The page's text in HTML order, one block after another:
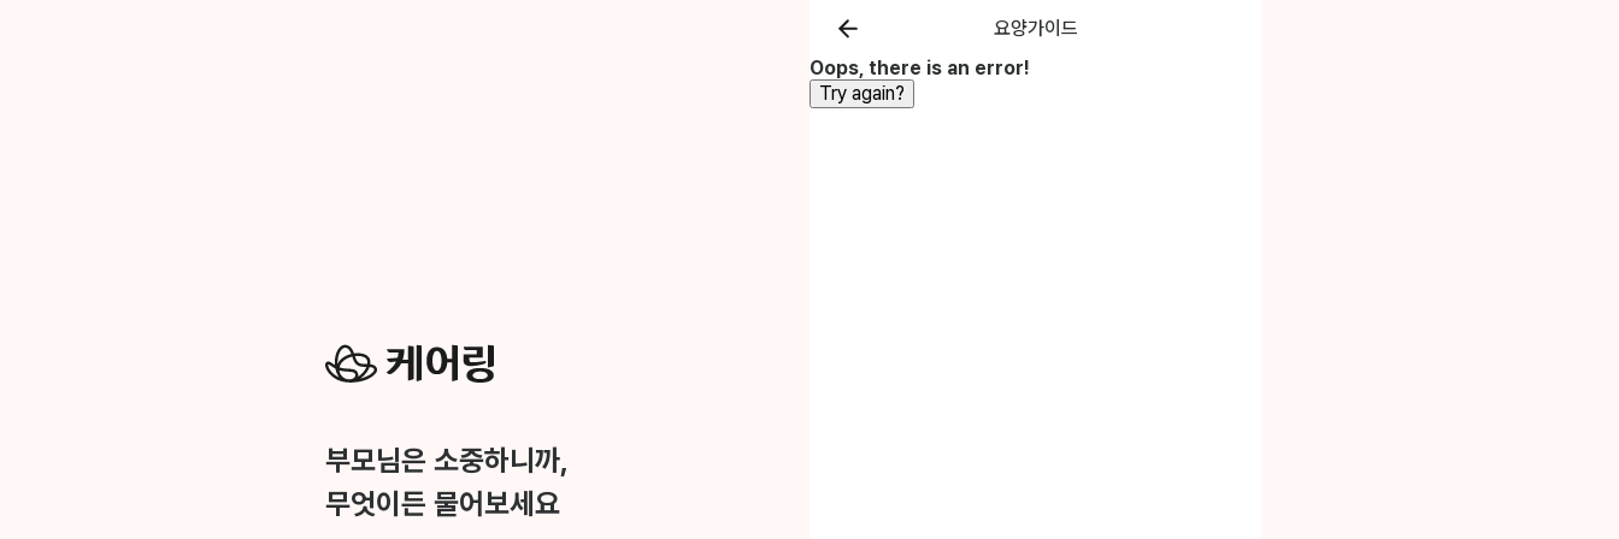
부모님은 소중하니까,
무엇이든 물어보세요
요양가이드
Oops, there is an error!
Try again?